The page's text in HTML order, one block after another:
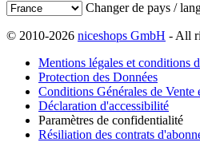
Changer de pays /
© 2010-2026 niceshops GmbH - All
Mentions légales et conditions
Protection des Données
Conditions Générales de
Déclaration d'accessibilité
Paramètres de confidentialité
Résiliation des contrats